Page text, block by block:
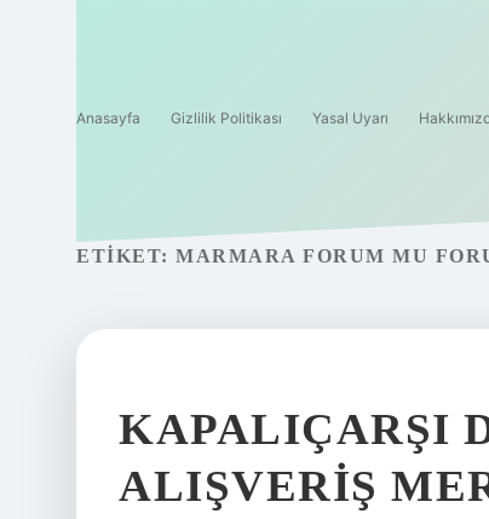
Anasayfa Gizlilik Politikası Yasal Uyarı
ETIKET: MARMARA FORUM MU
KAPALIÇARŞI
ALIŞVERIŞ